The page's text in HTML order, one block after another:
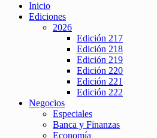
Inicio
Ediciones
2026
Edición 217
Edición 218
Edición 219
Edición 220
Edición 221
Edición 222
Negocios
Especiales
Banca y Finanzas
Economía